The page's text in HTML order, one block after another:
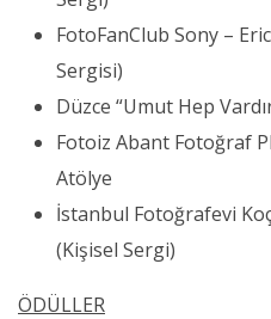
FotoFanClub Sony –
Sergisi)
Düzce “Umut Hep
Fotoiz Abant Fotoğraf
Atölye
İstanbul Fotoğrafevi
(Kişisel Sergi)
ÖDÜLLER